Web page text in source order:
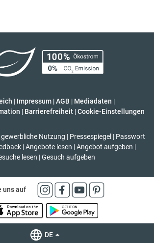
| Impressum |AGB | Mediadaten |
| Barrierefreiheit | Cookie-Einstellungen
Nutzung | Pressespiegel | Passwort
| Angebote lesen | Angebot aufgeben |
lesen | Gesuch aufgeben
uns auf
DE